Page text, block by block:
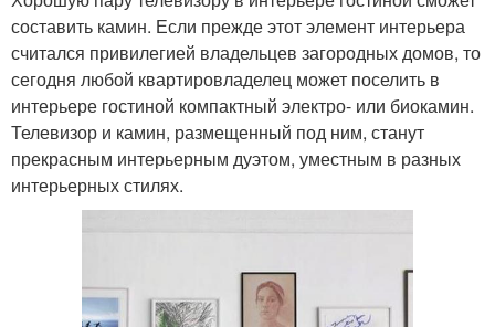
составить камин. Если прежде этот элемент интерьера
считался привилегией владельцев загородных домов, то
сегодня любой квартировладелец может поселить в
интерьере гостиной компактный электро- или биокамин.
Телевизор и камин, размещенный под ним, станут
прекрасным интерьерным дуэтом, уместным в разных
интерьерных стилях.